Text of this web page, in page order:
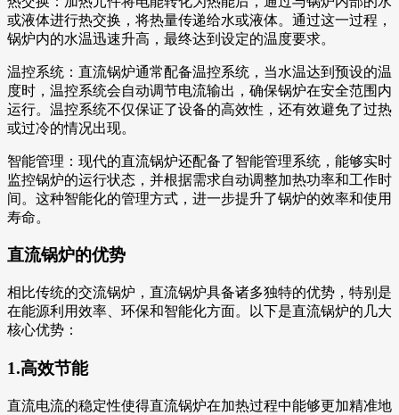
或液体进行热交换，将热量传递给水或液体。通过这一过程，
锅炉内的水温迅速升高，最终达到设定的温度要求。
温控系统：直流锅炉通常配备温控系统，当水温达到预设的温
度时，温控系统会自动调节电流输出，确保锅炉在安全范围内
运行。温控系统不仅保证了设备的高效性，还有效避免了过热
或过冷的情况出现。
智能管理：现代的直流锅炉还配备了智能管理系统，能够实时
监控锅炉的运行状态，并根据需求自动调整加热功率和工作时
间。这种智能化的管理方式，进一步提升了锅炉的效率和使用
寿命。
直流锅炉的优势
相比传统的交流锅炉，直流锅炉具备诸多独特的优势，特别是
在能源利用效率、环保和智能化方面。以下是直流锅炉的几大
核心优势：
1.高效节能
直流电流的稳定性使得直流锅炉在加热过程中能够更加精准地